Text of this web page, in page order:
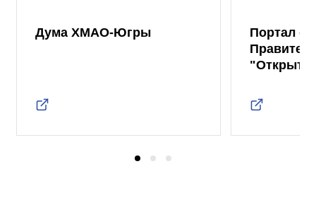
Дума ХМАО-Югры
Портал